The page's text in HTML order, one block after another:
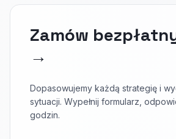
Zamów
→
Dopasowujemy każdą strategię i
sytuacji. Wypełnij formularz,
godzin.